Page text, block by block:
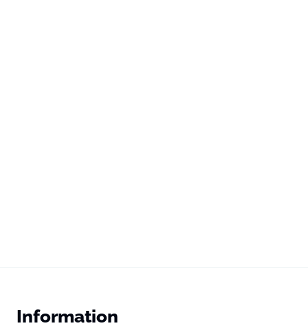
Information